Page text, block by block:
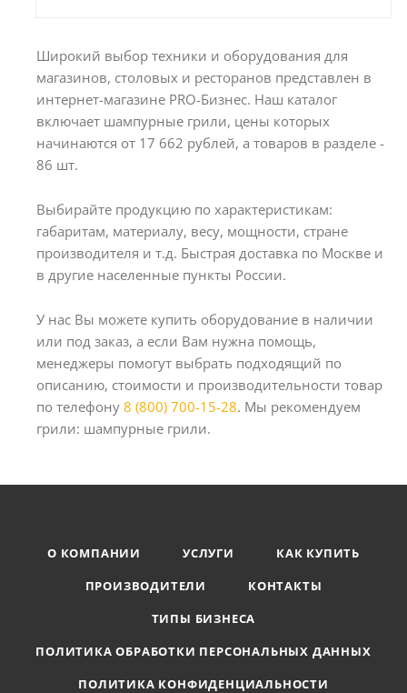
Широкий выбор техники и оборудования для
магазинов, столовых и ресторанов представлен в
интернет-магазине PRO-Бизнес. Наш каталог
включает шампурные грили, цены которых
начинаются от 17 662 рублей, а товаров в разделе -
86 шт.
Выбирайте продукцию по характеристикам:
габаритам, материалу, весу, мощности, стране
производителя и т.д. Быстрая доставка по Москве и
в другие населенные пункты России.
У нас Вы можете купить оборудование в наличии
или под заказ, а если Вам нужна помощь,
менеджеры помогут выбрать подходящий по
описанию, стоимости и производительности товар
по телефону 8 (800) 700-15-28. Мы рекомендуем
грили: шампурные грили.
О КОМПАНИИ УСЛУГИ
КАК КУПИТЬ
ПРОИЗВОДИТЕЛИ
КОНТАКТЫ
ТИПЫ БИЗНЕСА
ПОЛИТИКА ОБРАБОТКИ ПЕРСОНАЛЬНЫХ ДАННЫХ
ПОЛИТИКА КОНФИДЕНЦИАЛЬНОСТИ